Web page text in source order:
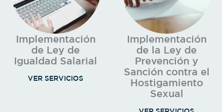
Implementación
de Ley de
Igualdad Salarial
VER SERVICIOS
Implementación
de la Ley de
Prevención y
Sanción contra el
Hostigamiento
Sexual